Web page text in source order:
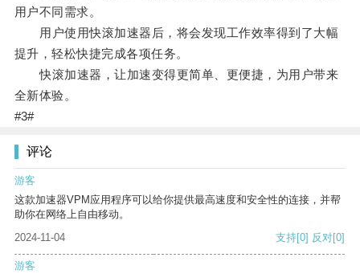
用户不同需求。
用户使用快滚加速器后，将会发现工作效率得到了大幅
提升，轻松快捷完成各项任务。
快滚加速器，让加速变得更简单、更便捷，为用户带来
全新体验。
#3#
评论
游客
这款加速器VPM应用程序可以给你提供最高速度和安全性的连接，并帮
助你在网络上自由移动。
2024-11-04
支持[0] 反对[0]
游客